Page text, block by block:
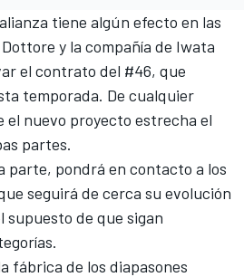
tiene algún efecto en las
y la compañía de Iwata
el contrato del #46, que
temporada. De cualquier
el nuevo proyecto estrecha el
partes.
parte, pondrá en contacto a los
seguirá de cerca su evolución
supuesto de que sigan
fábrica de los diapasones